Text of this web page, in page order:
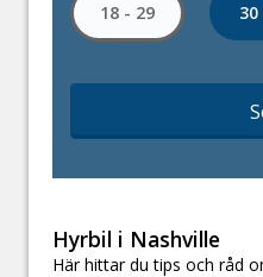
18 - 29
Hyrbil i Nashville
Här hittar du tips och råd